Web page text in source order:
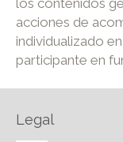
acciones de
individualizado
participante en
Legal